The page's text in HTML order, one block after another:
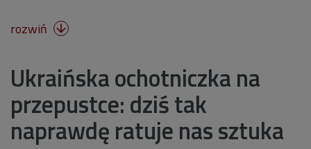
rozwiń 
Ukraińska ochotniczka na
przepustce: dziś tak
naprawdę ratuje nas sztuka